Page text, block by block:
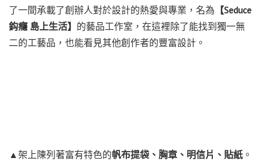
了一間承載了創辦人對於設計的熱愛與專業，名為 【Seduce
鈎癮 島上生活】 的藝品工作室，在這裡除了能找到獨一無
二的工藝品，也能看見其他創作者的豐富設計。
▲架上陳列著富有特色的帆布提袋、胸章、明信片、貼紙。